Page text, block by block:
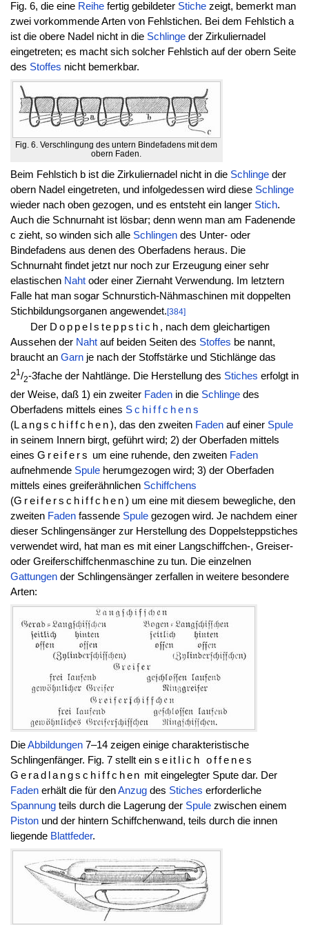
Fig. 6, die eine Reihefertig gebildeter Stichezeigt, bemerkt man
zwei vorkommende Arten von Fehlstichen. Bei dem Fehlstich a
ist die obere Nadel nicht in die Schlingeder Zirkuliernadel
eingetreten; es macht sich solcher Fehlstich auf der obern Seite
des Stoffes nicht bemerkbar.
Fig. 6. Verschlingung des untern Bindefadens mit dem
obern Faden.
Beim Fehlstich b ist die Zirkuliernadel nicht in die Schlingeder
obern Nadel eingetreten, und infolgedessen wird diese Schlinge
wieder nach oben gezogen, und es entsteht ein langer Stich.
Auch die Schnurnaht ist lösbar; denn wenn man am Fadenende
c zieht, so winden sich alle Schlingendes Unter- oder
Bindefadens aus denen des Oberfadens heraus. Die
Schnurnaht findet jetzt nur noch zur Erzeugung einer sehr
elastischen Nahtoder einer Ziernaht Verwendung. Im letztern
Falle hat man sogar Schnurstich-Nähmaschinen mit doppelten
Stichbildungsorganen angewendet. [384]
Der Doppelsteppstich , nach dem gleichartigen
Aussehen der Nahtauf beiden Seiten des Stoffes be nannt,
braucht an Garnje nach der Stoffstärke und Stichlänge das
21/2-3fache der Nahtlänge. Die Herstellung des Stiches erfolgt in
der Weise, daß 1) ein zweiter Fadenin die Schlingedes
Oberfadens mittels eines Schiffchens
(Langschiffchen), das den zweiten Fadenauf einer Spule
in seinem Innern birgt, geführt wird; 2) der Oberfaden mittels
eines Greifers um eine ruhende, den zweiten Faden
aufnehmende Spuleherumgezogen wird; 3) der Oberfaden
mittels eines greiferähnlichen Schiffchens
(Greiferschiffchen) um eine mit diesem bewegliche, den
zweiten Fadenfassende Spulegezogen wird. Je nachdem einer
dieser Schlingensänger zur Herstellung des Doppelsteppstiches
verwendet wird, hat man es mit einer Langschiffchen-, Greiser-
oder Greiferschiffchenmaschine zu tun. Die einzelnen
Gattungender Schlingensänger zerfallen in weitere besondere
Arten:
DieAbbildungen7–14 zeigen einige charakteristische
Schlingenfänger. Fig. 7 stellt ein seitlich offenes
Geradlangschiffchen mit eingelegter Spute dar. Der
Fadenerhält die für denAnzugdes Stiches erforderliche
Spannungteils durch die Lagerung der Spulezwischen einem
Pistonund der hintern Schiffchenwand, teils durch die innen
liegende Blattfeder.